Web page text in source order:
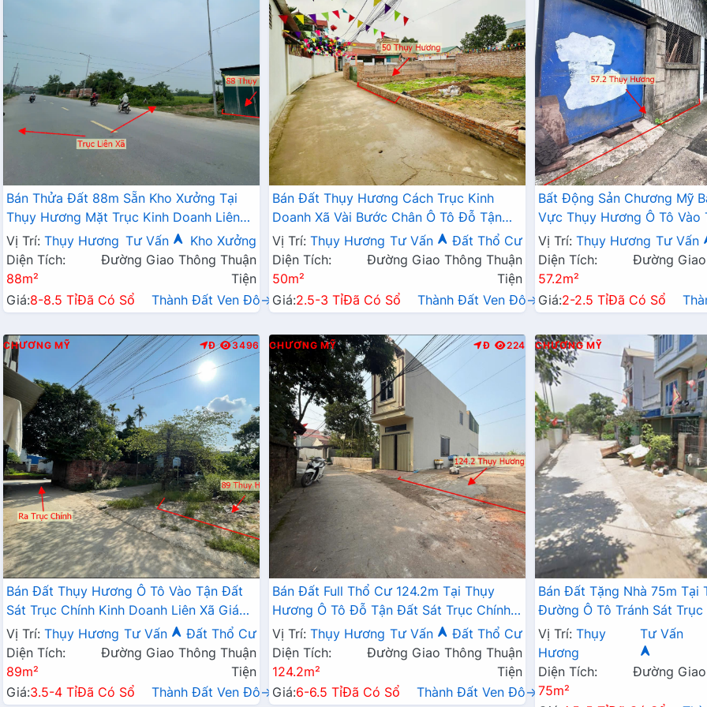
Bán Thửa Đất 88m Sẵn Kho Xưởng Tại
Thụy Hương Mặt Trục Kinh Doanh Liên
Xã Giáp Thị Trấn Chúc Sơn
Vị Trí: Thụy Hương Tư Vấn
Kho Xưởng
Diện Tích:
88m²
Đường Giao Thông Thuận
Tiện
Giá:8-8.5 TỉĐã Có Sổ Thành Đất Ven Đô→
Bán Đất Thụy Hương Cách Trục Kinh
Doanh Xã Vài Bước Chân Ô Tô Đỗ Tận
Đất
Vị Trí: Thụy Hương Tư Vấn
Đất Thổ Cư
Diện Tích:
50m²
Đường Giao Thông Thuận
Tiện
Giá:2.5-3 TỉĐã Có Sổ Thành Đất Ven Đô→
Bất Động Sản Chương Mỹ
Vực Thụy Hương Ô Tô Vào
Trục Kinh Doanh Giá Chỉ
Vị Trí: Thụy Hương Tư Vấn
Diện Tích:
57.2m²
Đường
Giá:2-2.5 TỉĐã Có Sổ
CHƯƠNG MỸ Đ 3496
Bán Đất Thụy Hương Ô Tô Vào Tận Đất
Sát Trục Chính Kinh Doanh Liên Xã Giáp
Thị Trấn Chúc Sơn
Vị Trí: Thụy Hương Tư Vấn
Đất Thổ Cư
Diện Tích:
89m²
Đường Giao Thông Thuận
Tiện
Giá:3.5-4 TỉĐã Có Sổ Thành Đất Ven Đô→
CHƯƠNG MỸ Đ 224
Bán Đất Full Thổ Cư 124.2m Tại Thụy
Hương Ô Tô Đỗ Tận Đất Sát Trục Chính
Kinh Doanh
Vị Trí: Thụy Hương Tư Vấn
Đất Thổ Cư
Diện Tích:
124.2m²
Đường Giao Thông Thuận
Tiện
Giá:6-6.5 TỉĐã Có Sổ Thành Đất Ven Đô→
CHƯƠNG MỸ
Bán Đất Tặng Nhà 75m Tại
Đường Ô Tô Tránh Sát Trục
Doanh Liên Xã
Vị Trí: Thụy
Hương
Tư Vấn
Diện Tích:
75m²
Đường